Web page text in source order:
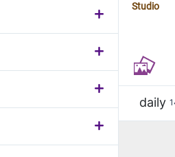
Studio
daily